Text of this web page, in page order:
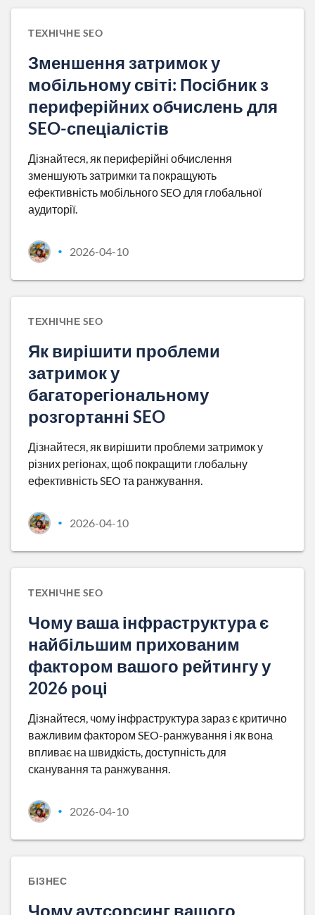
ТЕХНІЧНЕ SEO
Зменшення затримок у
мобільному світі: Посібник з
периферійних обчислень для
SEO-спеціалістів
Дізнайтеся, як периферійні обчислення
зменшують затримки та покращують
ефективність мобільного SEO для глобальної
аудиторії.
• 2026-04-10
ТЕХНІЧНЕ SEO
Як вирішити проблеми
затримок у
багаторегіональному
розгортанні SEO
Дізнайтеся, як вирішити проблеми затримок у
різних регіонах, щоб покращити глобальну
ефективність SEO та ранжування.
• 2026-04-10
ТЕХНІЧНЕ SEO
Чому ваша інфраструктура є
найбільшим прихованим
фактором вашого рейтингу у
2026 році
Дізнайтеся, чому інфраструктура зараз є критично
важливим фактором SEO-ранжування і як вона
впливає на швидкість, доступність для
сканування та ранжування.
• 2026-04-10
БІЗНЕС
Чому аутсорсинг вашого